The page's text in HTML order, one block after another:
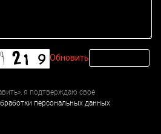
Обновить
я подтверждаю свое
персональных данных